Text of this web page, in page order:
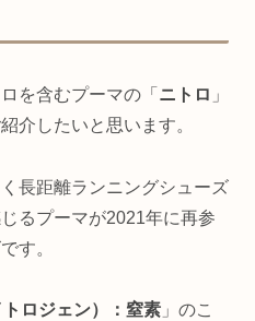
を含むプーマの「 ニトロ 」
介したいと思います。
長距離ランニングシューズ
るプーマが2021年に再参
す。
ロジェン）：窒素 」のこ